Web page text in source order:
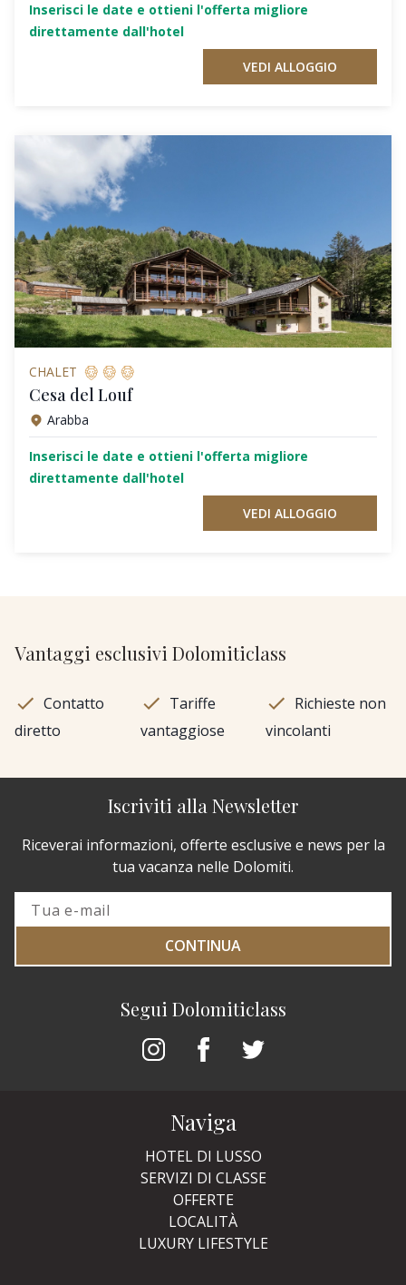
Inserisci le date e ottieni l'offerta migliore
direttamente dall'hotel
VEDI ALLOGGIO
CHALET
Cesa del Louf
Arabba
Inserisci le date e ottieni l'offerta migliore
direttamente dall'hotel
VEDI ALLOGGIO
Vantaggi esclusivi Dolomiticlass
Contatto
diretto
Tariffe
vantaggiose
Richieste non
vincolanti
Segui Dolomiticlass
Iscriviti alla Newsletter
Riceverai informazioni, offerte esclusive e news per la
tua vacanza nelle Dolomiti.
CONTINUA
Naviga
HOTEL DI LUSSO
SERVIZI DI CLASSE
OFFERTE
LOCALITÀ
LUXURY LIFESTYLE